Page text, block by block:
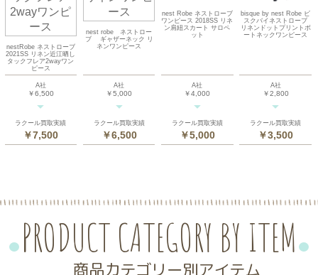
nestRobe ネストローブ
2021SS リネン近江晒し
タックフレア2wayワン
ピース
A社
￥6,500
ラクール買取実績
￥7,500
nest robe ネストロー
ブ ギャザーネック リ
ネンワンピース
A社
￥5,000
ラクール買取実績
￥6,500
nest Robe ネストローブ
ワンピース 2018SS リネ
ン肩紐スカート サロペ
ット
A社
￥4,000
ラクール買取実績
￥5,000
bisque by nest Robe ビ
スクバイネストローブ
リネンドットプリントボ
ートネックワンピース
A社
￥2,800
ラクール買取実績
￥3,500
PRODUCT CATEGORY BY ITEM
商品カテゴリー別アイテム